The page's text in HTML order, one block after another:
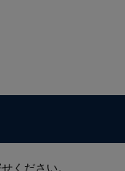
ください。